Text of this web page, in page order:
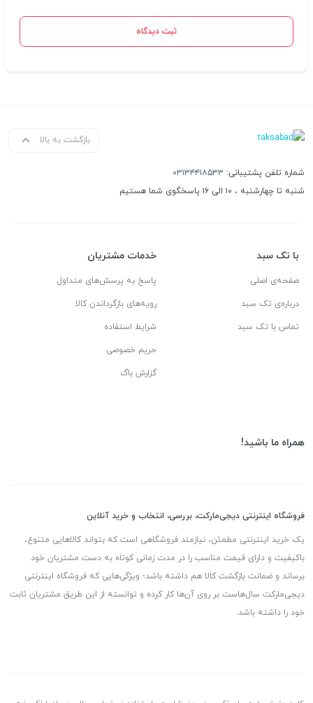
ثبت دیدگاه
بازگشت به بالا
شماره تلفن پشتیبانی: ۰۳۱۳۴۴۱۸۵۳۳
شنبه تا چهارشنبه ، ۱۰ الی ۱۶ پاسخگوی شما هستیم
با تک سبد
صفحه‌ی اصلی
درباره‌ی تک سبد
تماس با تک سبد
خدمات مشتریان
پاسخ به پرسش‌های متداول
رویه‌های بازگرداندن کالا
شرایط استفاده
حریم خصوصی
گزارش باگ
همراه ما باشید!
فروشگاه اینترنتی دیجی‌مارکت، بررسی، انتخاب و خرید آنلاین
یک خرید اینترنتی مطمئن، نیازمند فروشگاهی است که بتواند کالاهایی متنوع،
باکیفیت و دارای قیمت مناسب را در مدت زمانی کوتاه به دست مشتریان خود
برساند و ضمانت بازگشت کالا هم داشته باشد؛ ویژگی‌هایی که فروشگاه اینترنتی
دیجی‌مارکت سال‌هاست بر روی آن‌ها کار کرده و توانسته از این طریق مشتریان ثابت
خود را داشته باشد.